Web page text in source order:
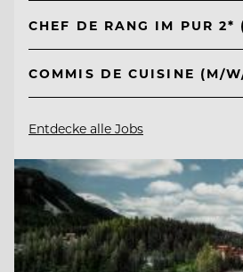
CHEF DE RANG IM PUR 2*
COMMIS DE CUISINE (M/
Entdecke alle Jobs